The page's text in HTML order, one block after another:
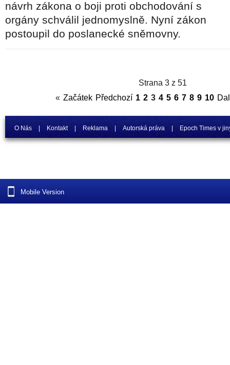
návrh zákona o boji proti obchodování s
orgány schválil jednomyslně. Nyní zákon
postoupil do poslanecké sněmovny.
Strana 3 z 51
« Začátek Předchozí 1 2 3 4 5 6 7 8 9 10
O Nás Kontakt Reklama Autorská práva Epoch Times v
Mobile Version